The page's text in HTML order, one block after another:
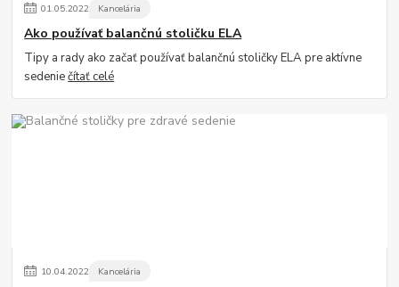
01.05.2022 Kancelária
Ako používať balančnú stoličku ELA
Tipy a rady ako začať používať balančnú stoličky ELA pre aktívne
sedeniečítať celé
10.04.2022 Kancelária